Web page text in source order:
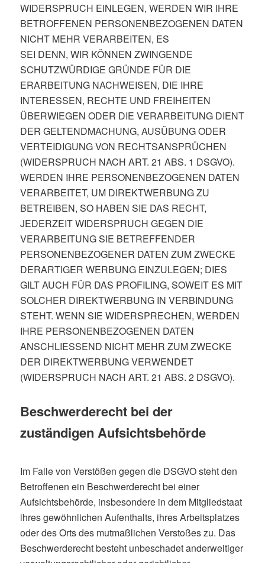
WIDERSPRUCH EINLEGEN, WERDEN WIR IHRE
BETROFFENEN PERSONENBEZOGENEN DATEN
NICHT MEHR VERARBEITEN, ES
SEI DENN, WIR KÖNNEN ZWINGENDE
SCHUTZWÜRDIGE GRÜNDE FÜR DIE
ERARBEITUNG NACHWEISEN, DIE IHRE
INTERESSEN, RECHTE UND FREIHEITEN
ÜBERWIEGEN ODER DIE VERARBEITUNG DIENT
DER GELTENDMACHUNG, AUSÜBUNG ODER
VERTEIDIGUNG VON RECHTSANSPRÜCHEN
(WIDERSPRUCH NACH ART. 21 ABS. 1 DSGVO).
WERDEN IHRE PERSONENBEZOGENEN DATEN
VERARBEITET, UM DIREKTWERBUNG ZU
BETREIBEN, SO HABEN SIE DAS RECHT,
JEDERZEIT WIDERSPRUCH GEGEN DIE
VERARBEITUNG SIE BETREFFENDER
PERSONENBEZOGENER DATEN ZUM ZWECKE
DERARTIGER WERBUNG EINZULEGEN; DIES
GILT AUCH FÜR DAS PROFILING, SOWEIT ES MIT
SOLCHER DIREKTWERBUNG IN VERBINDUNG
STEHT. WENN SIE WIDERSPRECHEN, WERDEN
IHRE PERSONENBEZOGENEN DATEN
ANSCHLIESSEND NICHT MEHR ZUM ZWECKE
DER DIREKTWERBUNG VERWENDET
(WIDERSPRUCH NACH ART. 21 ABS. 2 DSGVO).
Beschwerderecht bei der
zuständigen Aufsichtsbehörde
Im Falle von Verstößen gegen die DSGVO steht den
Betroffenen ein Beschwerderecht bei einer
Aufsichtsbehörde, insbesondere in dem Mitgliedstaat
ihres gewöhnlichen Aufenthalts, ihres Arbeitsplatzes
oder des Orts des mutmaßlichen Verstoßes zu. Das
Beschwerderecht besteht unbeschadet anderweitiger